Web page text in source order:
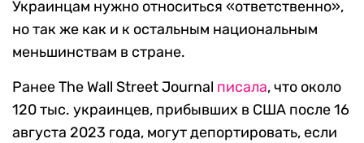
Украинцам нужно относиться «ответственно»,
но так же как и к остальным национальным
меньшинствам в стране.
Ранее The Wall Street Journal писала, что около
120 тыс. украинцев, прибывших в США после 16
августа 2023 года, могут депортировать, если